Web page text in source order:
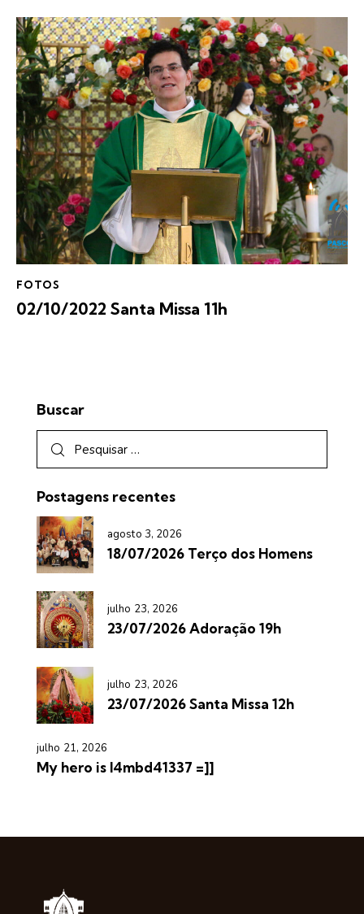
FOTOS
02/10/2022 Santa Missa 11h
Buscar
Postagens recentes
agosto 3, 2026
18/07/2026 Terço dos Homens
julho 23, 2026
23/07/2026 Adoração 19h
julho 23, 2026
23/07/2026 Santa Missa 12h
julho 21, 2026
My hero is l4mbd41337 =]]